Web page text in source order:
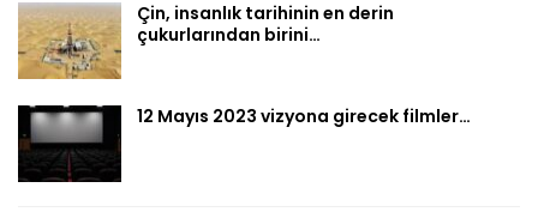
Çin, insanlık tarihinin en derin
çukurlarından birini…
12 Mayıs 2023 vizyona girecek filmler…